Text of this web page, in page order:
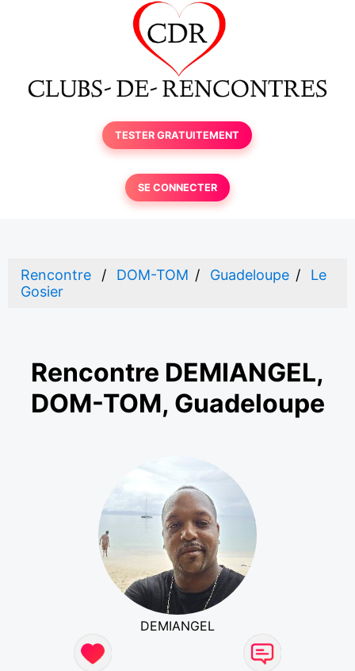
TESTER GRATUITEMENT
SE CONNECTER
Rencontre DOM-TOM Guadeloupe
Le
Gosier
Rencontre DEMIANGEL,
DOM-TOM, Guadeloupe
DEMIANGEL